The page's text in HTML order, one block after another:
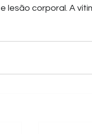
lesão corporal. A